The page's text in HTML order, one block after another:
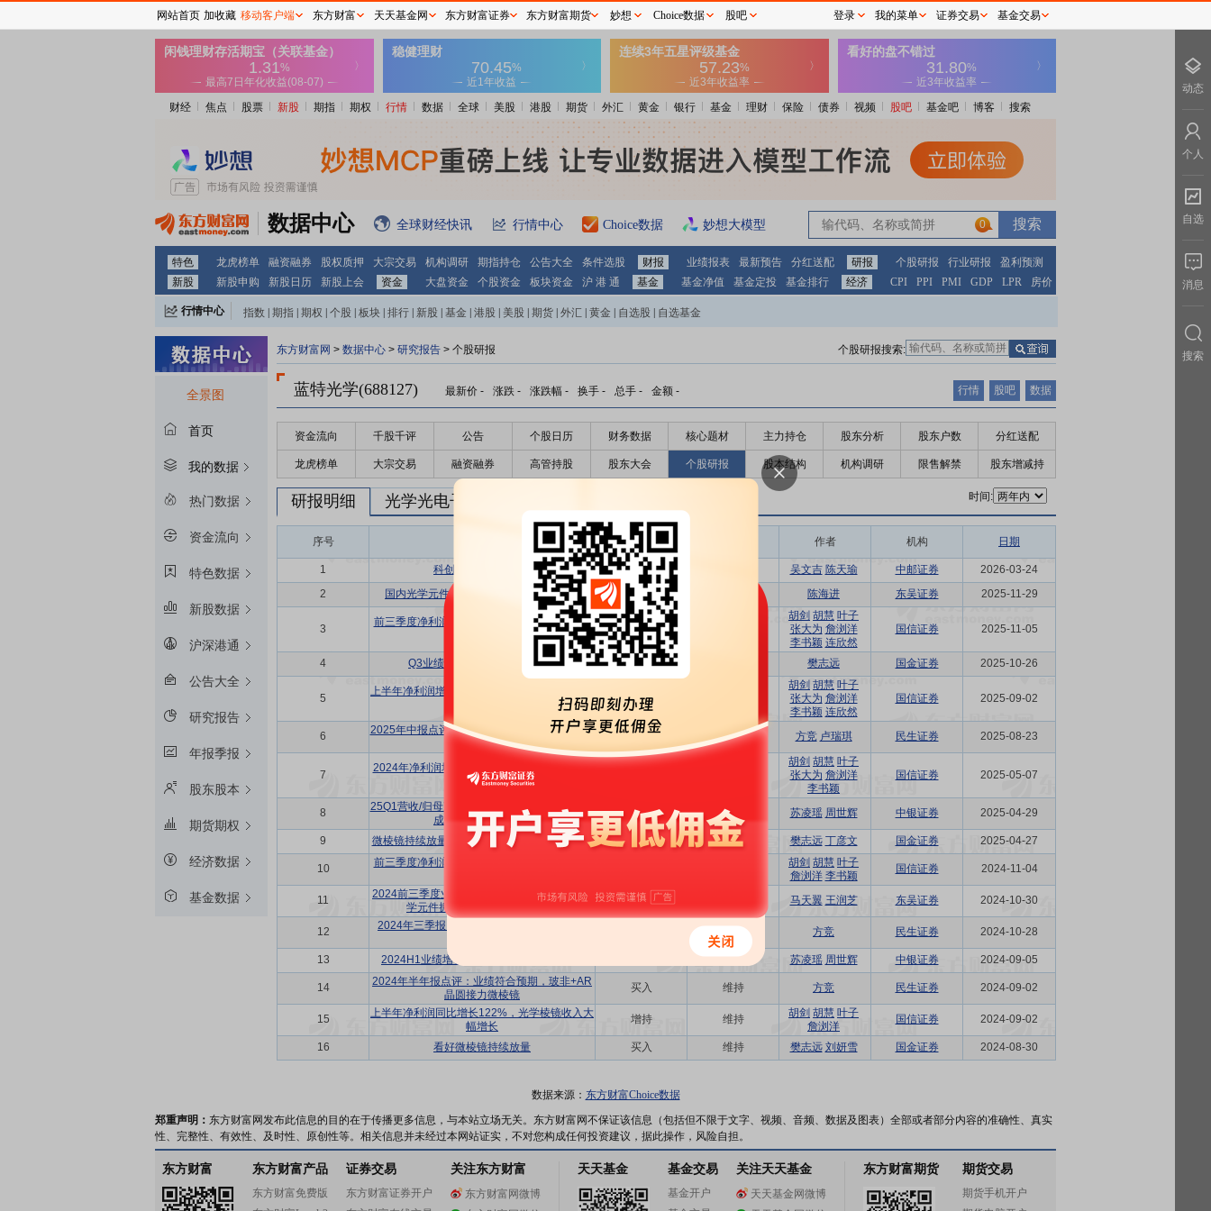
财经 焦点 股票 新股 期指 期权 行情 数据 全球 美股 港股 期货 外汇 黄金 银行 基金 理财 保险 债券 视频 股吧 基金吧 博客 搜索
数据中心 全球财经快讯 行情中心 Choice数据 妙想大模型 0
特色 龙虎榜单 融资融券 股权质押 大宗交易 机构调研 期指持仓 公告大全 条件选股 财报 业绩报表 最新预告 分红送配 研报 个股研报 行业研报
盈利预测
新股
新股申购 新股日历 新股上会 资金 大盘资金 个股资金 板块资金 沪 港 通 基金 基金净值 基金定投 基金排行 经济 CPI PPI PMI GDP LPR 房价
行情中心 指数 期指 期权 个股 板块 排行 新股 基金 港股 美股 期货 外汇 黄金 自选股 自选基金
全景图
首页
我的数据
热门数据
资金流向
特色数据
新股数据
沪深港通
公告大全
研究报告
年报季报
股东股本
期货期权
经济数据
基金数据
东方财富网 > 数据中心 > 研究报告 > 个股研报 个股研报搜索:
蓝特光学(688127) 最新价 - 涨跌 - 涨跌幅 - 换手 - 总手 - 金额 - 行情 股吧 数据
资金流向 千股千评 公告 个股日历 财务数据 核心题材 主力持仓 股东分析 股东户数 分红送配
龙虎榜单 大宗交易 融资融券 高管持股 股东大会 个股研报 股本结构 机构调研 限售解禁 股东增减持
时间:
研报明细 光学光电子研报
序号
东财
评级
作者 机构 日期
1 科创擎光，创新领跑 买入 吴文吉 陈天瑜 中邮证券
2026-03-24
2
国内光学元件领军者，模造玻璃快速成长 买入 陈海进 东吴证券 2025-11-29
3
前三季度净利润增长55%，模造玻璃应用日益
增持
胡剑 胡慧 叶子
张大为 詹浏洋
李书颖 连欣然
国信证券 2025-11-05
4 Q3业绩快速增长，Q4有望持续 买入 樊志远 国金证券 2025-10-26
5
上半年净利润增长110%，玻璃非球面与晶圆业
增持
胡剑 胡慧 叶子
张大为 詹浏洋
李书颖 连欣然
国信证券 2025-09-02
6
2025年中报点评：业绩高增，玻非透镜和AR晶
圆打开成长空间
买入 维持 方竞 卢瑞琪 民生证券 2025-08-23
7
2024年净利润增长22.6%，多样化产品布局带
动持续增长
胡剑 胡慧 叶子
张大为 詹浏洋
李书颖
国信证券 2025-05-07
8
25Q1营收/归母净利润大幅增长，汽车电子有望
成为公司新增长动能
买入 维持 苏凌瑶 周世辉 中银证券 2025-04-29
9 微棱镜持续放量，看好AR智能眼镜光波导方向 买入 维持 樊志远 丁彦文 国金证券 2025-04-27
10
前三季度净利润增长76%，主要产品板块收入
胡剑 胡慧 叶子
詹浏洋 李书颖
国信证券 2024-11-04
11
2024前三季度业绩点评：营收利润创新高，光
学元件拥抱核心客户迎业绩高增
买入 马天翼 王润芝 东吴证券 2024-10-30
12
2024年三季报点评：业绩高增，关注微棱镜
维持 方竞 民生证券 2024-10-28
13 2024H1业绩增长明显，盈利能力短期承压 维持 苏凌瑶 周世辉 中银证券 2024-09-05
14
2024年半年报点评：业绩符合预期，玻非+AR
晶圆接力微棱镜
买入 维持 方竞 民生证券 2024-09-02
15
上半年净利润同比增长122%，光学棱镜收入大
幅增长
增持 维持 胡剑 胡慧 叶子
詹浏洋
国信证券 2024-09-02
16 看好微棱镜持续放量 买入 维持 樊志远 刘妍雪 国金证券 2024-08-30
数据来源： 东方财富Choice数据
郑重声明： 东方财富网发布此信息的目的在于传播更多信息，与本站立场无关。东方财富网不保证该信息（包括但不限于文字、视频、音频、数据及图表）全部或者部分内容的准确性、真实
性、完整性、有效性、及时性、原创性等。相关信息并未经过本网站证实，不对您构成任何投资建议，据此操作，风险自担。
东方财富 东方财富产品
东方财富免费版
证券交易
东方财富证券开户
关注东方财富
东方财富网微博
天天基金 基金交易
基金开户
关注天天基金
天天基金网微博
东方财富期货 期货交易
期货手机开户
网站首页 加收藏 移动客户端 东方财富 天天基金网 东方财富证券 东方财富期货 妙想 Choice数据 股吧 登录 我的菜单 证券交易 基金交易
动态
个人
自选
消息
搜索